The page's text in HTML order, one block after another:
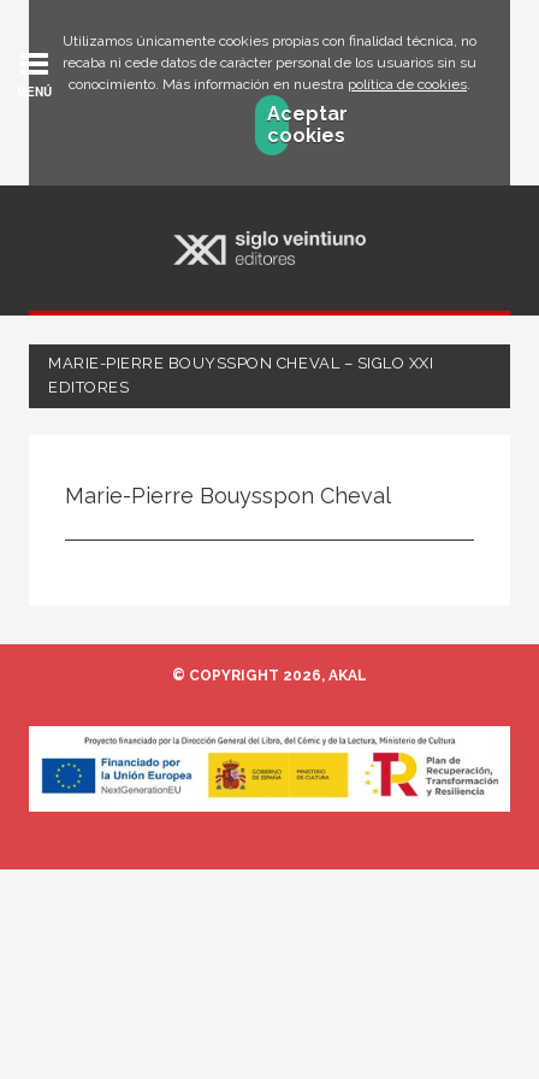
Utilizamos únicamente cookies propias con finalidad técnica, no
recaba ni cede datos de carácter personal de los usuarios sin su
conocimiento. Más información en nuestra política de cookies.
Aceptar
cookies
MENÚ
MARIE-PIERRE BOUYSSPON CHEVAL – SIGLO XXI
EDITORES
Marie-Pierre Bouysspon Cheval
© COPYRIGHT 2026, AKAL